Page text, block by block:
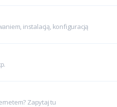
instalacją, konfiguracją
Zapytaj tu